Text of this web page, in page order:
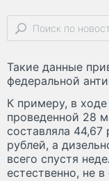
Такие данные
федеральной
К примеру, в
проведенной 28
составляла
рублей, а
всего спустя
естественно, не